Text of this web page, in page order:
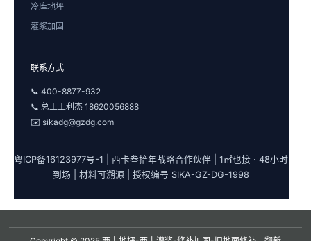
冷库地坪
灌浆加固
联系方式
📞 400-8877-932
📞 总工王利杰 18620056888
✉️ sikadg@gzdg.com
粤ICP备16123977号-1 | 西卡叁拾年战略合作伙伴 | 1㎡也接 · 48小时
到场 | 材料可溯源 | 授权编号 SIKA-GZ-DG-1998